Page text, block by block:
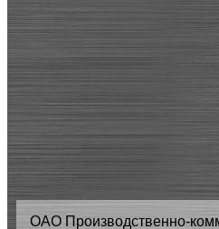
ОАО Производственно-